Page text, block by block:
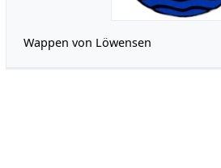
Wappen von Löwensen